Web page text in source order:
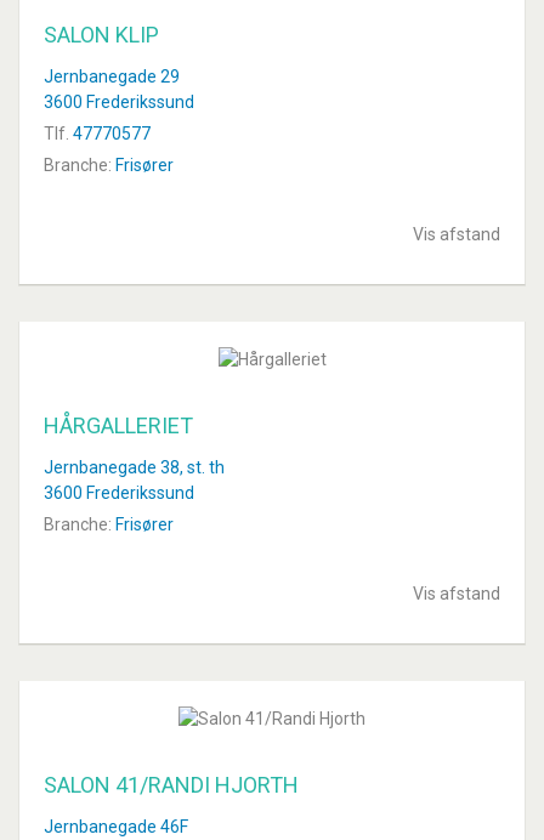
SALON KLIP
Jernbanegade 29
3600 Frederikssund
Tlf. 47770577
Branche: Frisører
Vis afstand
HÅRGALLERIET
Jernbanegade 38, st. th
3600 Frederikssund
Branche: Frisører
Vis afstand
SALON 41/RANDI HJORTH
Jernbanegade 46F